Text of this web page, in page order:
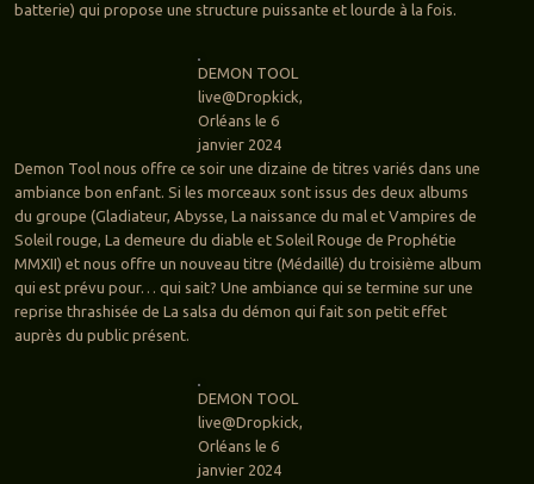
batterie) qui propose une structure puissante et lourde à la fois.
DEMON TOOL
live@Dropkick,
Orléans le 6
janvier 2024
Demon Tool nous offre ce soir une dizaine de titres variés dans une
ambiance bon enfant. Si les morceaux sont issus des deux albums
du groupe (Gladiateur, Abysse, La naissance du mal et Vampires de
Soleil rouge, La demeure du diable et Soleil Rouge de Prophétie
MMXII) et nous offre un nouveau titre (Médaillé) du troisième album
qui est prévu pour… qui sait? Une ambiance qui se termine sur une
reprise thrashisée de La salsa du démon qui fait son petit effet
auprès du public présent.
DEMON TOOL
live@Dropkick,
Orléans le 6
janvier 2024